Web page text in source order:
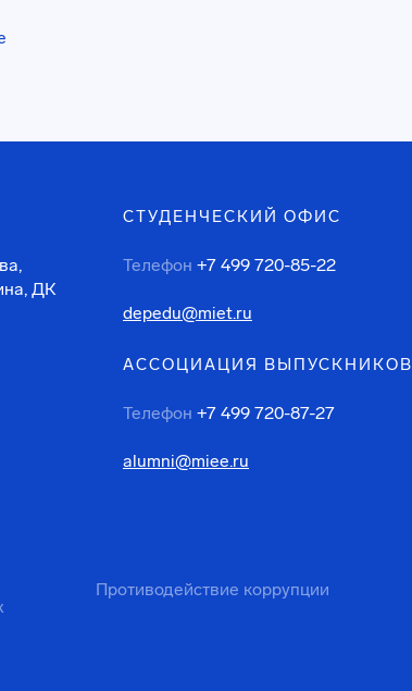
ДК
СТУДЕНЧЕСКИЙ ОФИС
Телефон +7 499 720-85-22
depedu@miet.ru
АССОЦИАЦИЯ ВЫПУСКНИКОВ
Телефон +7 499 720-87-27
alumni@miee.ru
Противодействие коррупции